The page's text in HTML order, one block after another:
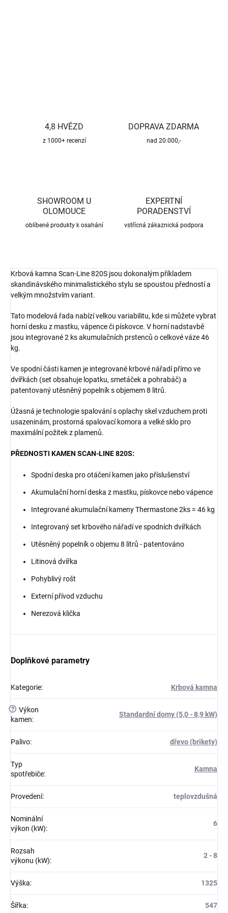
4,8 HVĚZD
z 1000+ recenzí
DOPRAVA ZDARMA
nad 20.000,-
SHOWROOM U
OLOMOUCE
oblíbené produkty k osahání
EXPERTNÍ
PORADENSTVÍ
vstřícná zákaznická podpora
Krbová kamna Scan-Line 820S jsou dokonalým příkladem
skandinávského minimalistického stylu se spoustou předností a
velkým množstvím variant.
Tato modelová řada nabízí velkou variabilitu, kde si můžete vybrat
horní desku z mastku, vápence či pískovce. V horní nadstavbě
jsou integrované 2 ks akumulačních prstenců o celkové váze 46
kg.
Ve spodní části kamen je integrované krbové nářadí přímo ve
dvířkách (set obsahuje lopatku, smetáček a pohrabáč) a
patentovaný utěsněný popelník s objemem 8 litrů.
Úžasná je technologie spalování s oplachy skel vzduchem proti
usazeninám, prostorná spalovací komora a velké sklo pro
maximální požitek z plamenů.
PŘEDNOSTI KAMEN SCAN-LINE 820S:
Spodní deska pro otáčení kamen jako příslušenství
Akumulační horní deska z mastku, pískovce nebo vápence
Integrované akumulační kameny Thermastone 2ks = 46 kg
Integrovaný set krbového nářadí ve spodních dvířkách
Utěsněný popelník o objemu 8 litrů - patentováno
Litinová dvířka
Pohyblivý rošt
Externí přívod vzduchu
Nerezová klička
Doplňkové parametry
Kategorie: Krbová kamna
? Výkon
kamen:
Standardní domy (5,0 - 8,9 kW)
Palivo: dřevo (brikety)
Typ
spotřebiče:
Kamna
Provedení: teplovzdušná
Nominální
výkon (kW):
6
Rozsah
výkonu (kW):
2 - 8
Výška: 1325
Šířka: 547